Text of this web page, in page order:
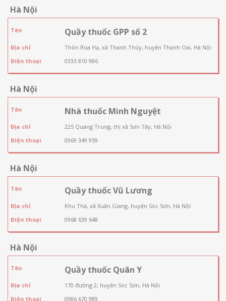
Hà Nội
Tên Quầy thuốc GPP số 2
Địa chỉ
Thôn Rùa Hạ, xã Thanh Thùy, huyện Thanh Oai, Hà Nội
Điện thoại
0333 810 986
Hà Nội
Tên Nhà thuốc Minh Nguyệt
Địa chỉ
225 Quang Trung, thị xã Sơn Tây, Hà Nội
Điện thoại
0969 349 959
Hà Nội
Tên Quầy thuốc Vũ Lương
Địa chỉ
Khu Thá, xã Xuân Giang, huyện Sóc Sơn, Hà Nội
Điện thoại
0968 639 648
Hà Nội
Tên Quầy thuốc Quân Y
Địa chỉ
170 đường 2, huyện Sóc Sơn, Hà Nội
Điện thoại
0986 670 989